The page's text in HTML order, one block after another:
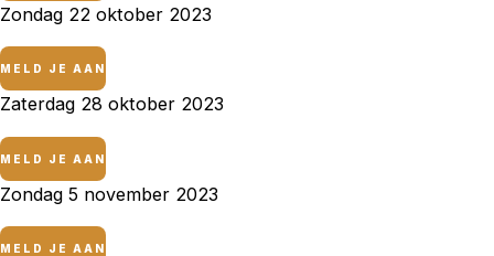
Zondag 22 oktober 2023
MELD JE AAN
Zaterdag 28 oktober 2023
MELD JE AAN
Zondag 5 november 2023
MELD JE AAN